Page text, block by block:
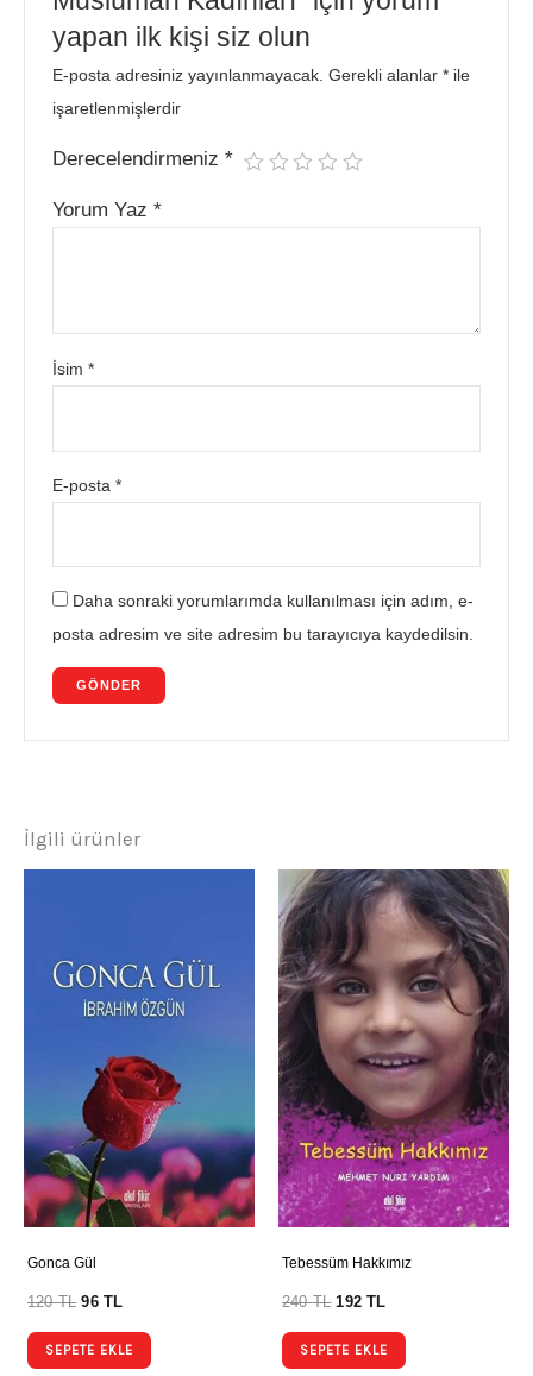
yapan ilk kişi siz olun
E-posta adresiniz yayınlanmayacak. Gerekli alanlar* ile
işaretlenmişlerdir
Derecelendirmeniz*
Yorum Yaz*
İsim*
E-posta*
Daha sonraki yorumlarımda kullanılması için adım, e-
posta adresim ve site adresim bu tarayıcıya kaydedilsin.
İlgili ürünler
Gonca Gül
120TL 96TL
SEPETE EKLE
Tebessüm Hakkımız
240TL 192TL
SEPETE EKLE